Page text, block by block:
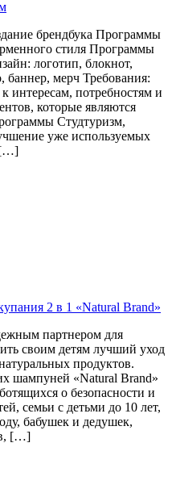
брендбука Программы
стиля Программы
логотип, блокнот,
баннер, мерч Требования:
интересам, потребностям и
которые являются
Студтуризм,
уже используемых
[…]
2 в 1 «Natural Brand»
партнером для
своим детям лучший уход
продуктов.
шампуней «Natural Brand»
о безопасности и
семьи с детьми до 10 лет,
бабушек и дедушек,
[…]